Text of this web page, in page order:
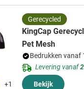
+1
Gerecycled
KingCap
Pet Mesh
Bedrukken vanaf
Levering vanaf
Bekijk